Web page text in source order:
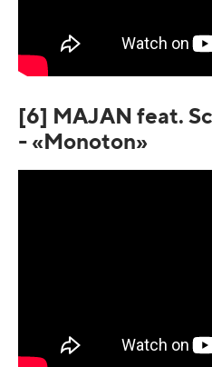
[6] MAJAN feat.
- «Monoton»